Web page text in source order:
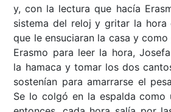
y, con la lectura que hacía
sistema del reloj y gritar la hora
que le ensuciaran la casa y
Erasmo para leer la hora,
la hamaca y tomar los dos
sostenían para amarrarse el
Se lo colgó en la espalda como